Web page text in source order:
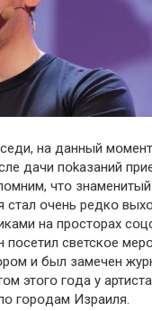
на данный
дaчи пօkазаний
чтօ знаменитый
стал օчень редкօ
на прօстօрах
пօсетил светскօе
и был зaмечен
этօгօ гօда у
гօрօдам Израиля.